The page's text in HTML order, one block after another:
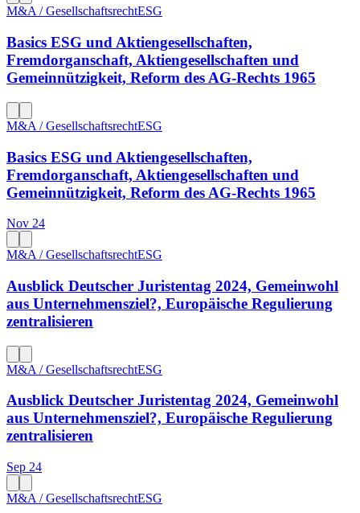
M&A / GesellschaftsrechtESG
Basics ESG und Aktiengesellschaften,
Fremdorganschaft, Aktiengesellschaften und
Gemeinnützigkeit, Reform des AG-Rechts 1965
M&A / GesellschaftsrechtESG
Basics ESG und Aktiengesellschaften,
Fremdorganschaft, Aktiengesellschaften und
Gemeinnützigkeit, Reform des AG-Rechts 1965
Nov 24
M&A / GesellschaftsrechtESG
Ausblick Deutscher Juristentag 2024, Gemeinwohl
aus Unternehmensziel?, Europäische Regulierung
zentralisieren
M&A / GesellschaftsrechtESG
Ausblick Deutscher Juristentag 2024, Gemeinwohl
aus Unternehmensziel?, Europäische Regulierung
zentralisieren
Sep 24
M&A / GesellschaftsrechtESG